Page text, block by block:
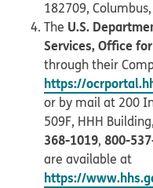
182709,
The U.S.
Services, Office
through their
https://
or by mail at 200
509F, HHH
368-1019, 800-
are available at
https://